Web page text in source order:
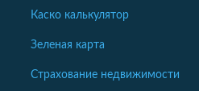
Каско калькулятор
Зеленая карта
Страхование недвижимости